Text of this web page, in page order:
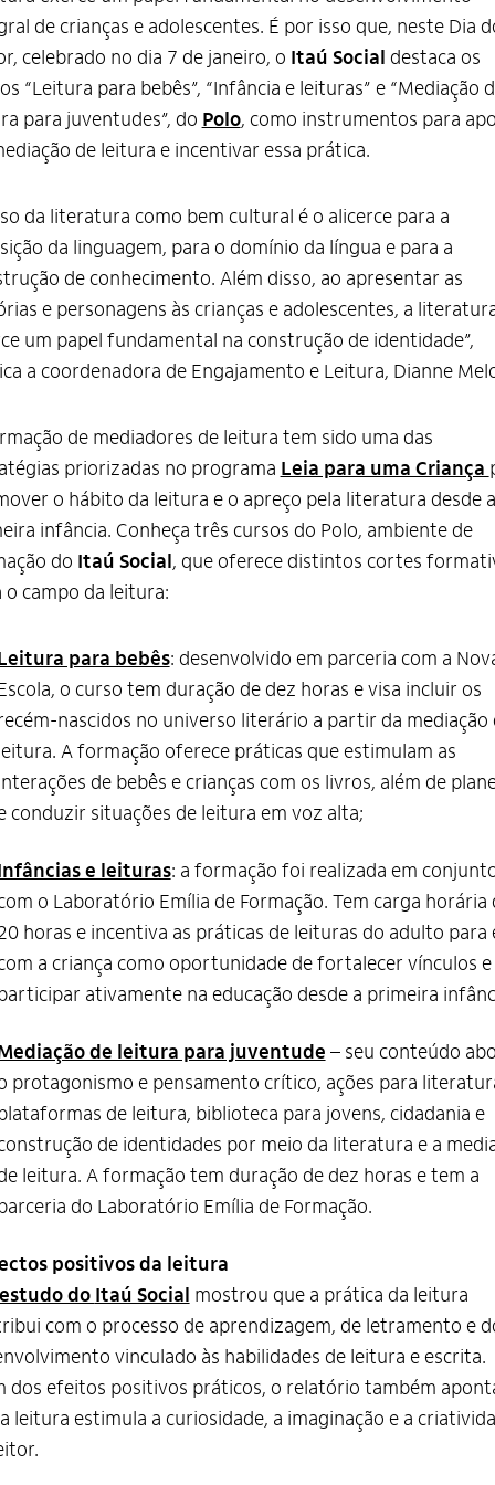
de crianças e adolescentes. É por isso que, neste Dia
celebrado no dia 7 de janeiro, o Itaú Social destaca os
“Leitura para bebês”, “Infância e leituras” e “Mediação
para juventudes”, do Polo, como instrumentos para
de leitura e incentivar essa prática.
da literatura como bem cultural é o alicerce para a
da linguagem, para o domínio da língua e para a
de conhecimento. Além disso, ao apresentar as
e personagens às crianças e adolescentes, a
um papel fundamental na construção de identidade”,
a coordenadora de Engajamento e Leitura, Dianne
de mediadores de leitura tem sido uma das
priorizadas no programa Leia para uma Criança
o hábito da leitura e o apreço pela literatura desde a
infância. Conheça três cursos do Polo, ambiente de
do Itaú Social, que oferece distintos cortes
o campo da leitura:
para bebês: desenvolvido em parceria com a
o curso tem duração de dez horas e visa incluir os
nascidos no universo literário a partir da mediação
A formação oferece práticas que estimulam as
de bebês e crianças com os livros, além de
conduzir situações de leitura em voz alta;
e leituras: a formação foi realizada em
o Laboratório Emília de Formação. Tem carga horária
horas e incentiva as práticas de leituras do adulto para
a criança como oportunidade de fortalecer vínculos e
ativamente na educação desde a primeira
de leitura para juventude – seu conteúdo
protagonismo e pensamento crítico, ações para
de leitura, biblioteca para jovens, cidadania e
de identidades por meio da literatura e a
leitura. A formação tem duração de dez horas e tem a
do Laboratório Emília de Formação.
positivos da leitura
do Itaú Social mostrou que a prática da leitura
com o processo de aprendizagem, de letramento e
vinculado às habilidades de leitura e escrita.
dos efeitos positivos práticos, o relatório também
leitura estimula a curiosidade, a imaginação e a